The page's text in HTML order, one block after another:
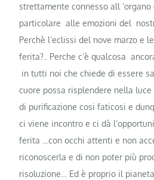
strettamente connesso all
particolare alle emozioni del
Perchè l’eclissi del nove marzo e
ferita?.. Perche c’è qualcosa
in tutti noi che chiede di essere
cuore possa risplendere nella
di purificazione cosi faticosi e
ci viene incontro e ci dà
ferita …con occhi attenti e non
riconoscerla e di non poter più
risoluzione… Ed è proprio il